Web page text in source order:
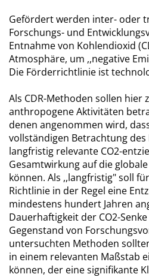
Gefördert werden inter- oder
Forschungs- und
Entnahme von Kohlendioxid
Atmosphäre, um ,,negative
Die Förderrichtlinie ist
Als CDR-Methoden sollen hier
anthropogene Aktivitäten
denen angenommen wird,
vollständigen Betrachtung des
langfristig relevante CO2-
Gesamtwirkung auf die
können. Als ,,langfristig" soll
Richtlinie in der Regel eine
mindestens hundert Jahren
Dauerhaftigkeit der CO2-
Gegenstand von
untersuchten Methoden
in einem relevanten Maßstab
können, der eine signifikante